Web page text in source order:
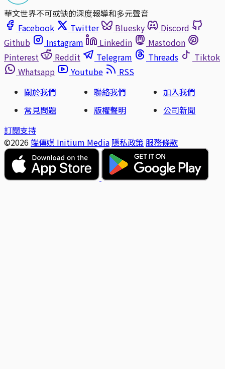
華文世界不可或缺的深度報導和多元聲音
Facebook
Twitter Bluesky
Discord
Github
Instagram Linkedin
Mastodon
Pinterest
Reddit Telegram Threads
Tiktok
Whatsapp
Youtube
RSS
關於我們
聯絡我們
加入我們
常見問題
版權聲明
公司新聞
訂閱支持
©2026 端傳媒 Initium Media 隱私政策 服務條款